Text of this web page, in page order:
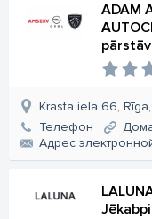
ADAM
Krasta iela 66, Rīga,
Телефон
Aдрес